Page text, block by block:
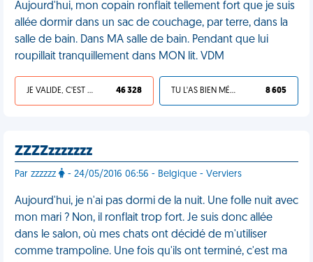
Aujourd'hui, mon copain ronflait tellement fort que je suis
allée dormir dans un sac de couchage, par terre, dans la
salle de bain. Dans MA salle de bain. Pendant que lui
roupillait tranquillement dans MON lit. VDM
JE VALIDE, C'EST UNE VDM 46 328 TU L'AS BIEN MÉRITÉ 8 605
ZZZZzzzzzzz
Par zzzzzz - 24/05/2016 06:56 - Belgique - Verviers
Aujourd'hui, je n'ai pas dormi de la nuit. Une folle nuit avec
mon mari ? Non, il ronflait trop fort. Je suis donc allée
dans le salon, où mes chats ont décidé de m'utiliser
comme trampoline. Une fois qu'ils ont terminé, c'est ma